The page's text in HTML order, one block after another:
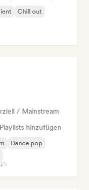
Chill out
/ Mainstream
hinzufügen
Dance pop